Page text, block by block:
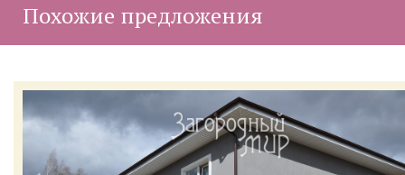
Похожие предложения